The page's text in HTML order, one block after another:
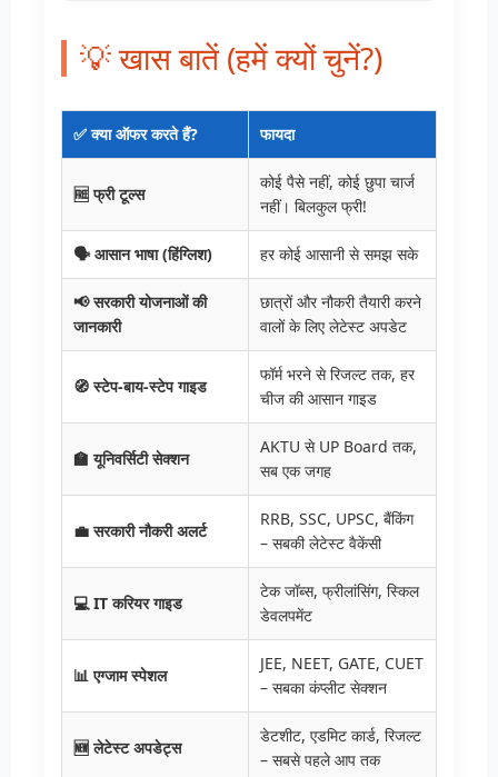
💡 खास बातें (हमें क्यों चुनें?)
✅ क्या ऑफर करते हैं? फायदा
🆓 फ्री टूल्स
कोई पैसे नहीं, कोई छुपा चार्ज
नहीं। बिलकुल फ्री!
🗣️ आसान भाषा (हिंग्लिश) हर कोई आसानी से समझ सके
📢 सरकारी योजनाओं की
जानकारी
छात्रों और नौकरी तैयारी करने
वालों के लिए लेटेस्ट अपडेट
🧭 स्टेप-बाय-स्टेप गाइड
फॉर्म भरने से रिजल्ट तक, हर
चीज की आसान गाइड
🏫 यूनिवर्सिटी सेक्शन
AKTU से UP Board तक,
सब एक जगह
💼 सरकारी नौकरी अलर्ट
RRB, SSC, UPSC, बैंकिंग
– सबकी लेटेस्ट वैकेंसी
💻 IT करियर गाइड
टेक जॉब्स, फ्रीलांसिंग, स्किल
डेवलपमेंट
📊 एग्जाम स्पेशल
JEE, NEET, GATE, CUET
– सबका कंप्लीट सेक्शन
🆕 लेटेस्ट अपडेट्स
डेटशीट, एडमिट कार्ड, रिजल्ट
– सबसे पहले आप तक